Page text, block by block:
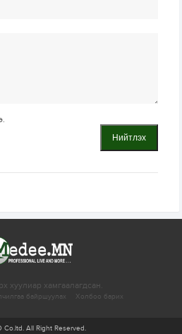
Нийтлэх
хуулиар хамгаалагдсан.
байршуулах Холбоо барих
All Right Reserved.